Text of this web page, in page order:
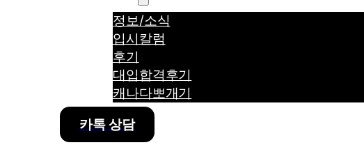
정보/소식
입시칼럼
후기
대입합격후기
캐나다뽀개기
카톡 상담